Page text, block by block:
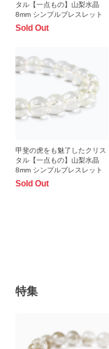
タル【一点もの】山梨水晶
8mm シンプルブレスレット
Sold Out
甲斐の虎をも魅了したクリス
タル【一点もの】山梨水晶
8mm シンプルブレスレット
Sold Out
特集